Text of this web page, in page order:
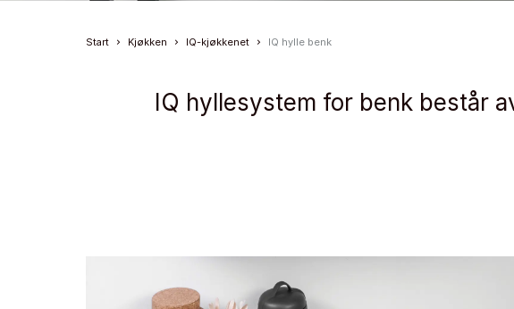
Start Kjøkken IQ-kjøkkenet IQ hylle benk
IQ hyllesystem for benk består